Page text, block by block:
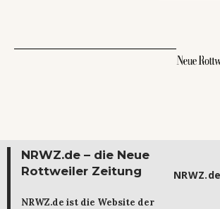
NRWZ.de – die Neue
Rottweiler Zeitung
NRWZ.de ist die Website der